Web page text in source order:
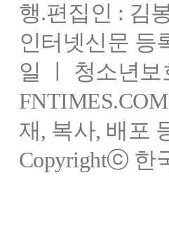
행.편집인 : 김
인터넷신문 등
일 ㅣ 청소년
재, 복사, 배포
Copyrightⓒ 한